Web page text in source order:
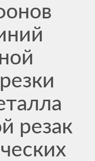
резак